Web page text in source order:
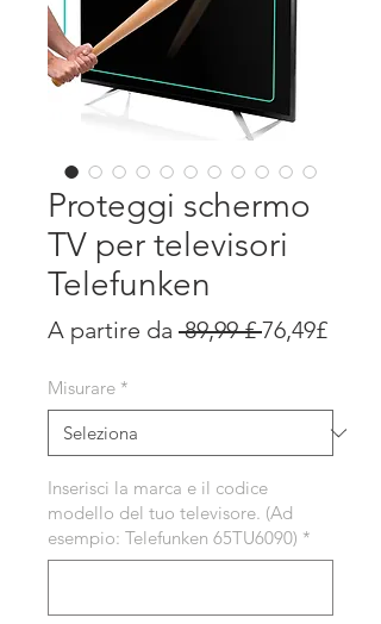
Proteggi schermo
TV per televisori
Telefunken
A partire da 89,99 £ Prezzo
76,49£Prezzo
Misurare *
Inserisci la marca e il codice
modello del tuo televisore. (Ad
esempio: Telefunken 65TU6090) *